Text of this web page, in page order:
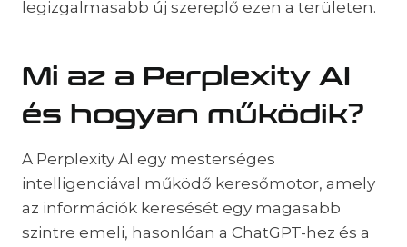
legizgalmasabb új szereplő ezen a területen.
Mi az a Perplexity AI
és hogyan működik?
A Perplexity AI egy mesterséges
intelligenciával működő keresőmotor, amely
az információk keresését egy magasabb
szintre emeli, hasonlóan a ChatGPT-hez és a